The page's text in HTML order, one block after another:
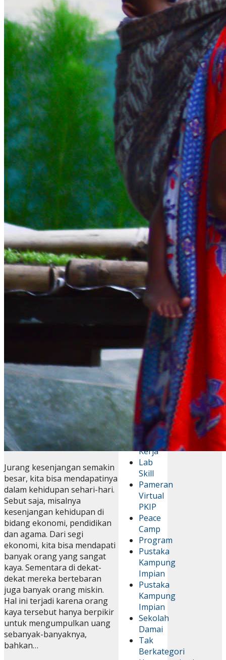
Pulang
dengan
Pelajaran
dari
Aceh
Utara
101
Hari
Sejak
Bencana
Itu
Datang
Seni
Rupa
Dalam
Karya
Anak
Usia
Kategori
3R
Class
3R
Library
3R
Social
Enterprise
Beasiswa
Berita/Artikel
Conflict
&
Disaster
Respond
Covid19
Galeri
Foto
Kegiatan
Kemah
Kerja
Lab
Skill
Pameran
Virtual
PKIP
Peace
Camp
Program
Pustaka
Kampung
Impian
Pustaka
Kampung
Impian
Sekolah
Damai
Tak
Berkategori
Jurang kesenjangan semakin
besar, kita bisa mendapatinya
dalam kehidupan sehari-hari.
Sebut saja, misalnya
kesenjangan kehidupan di
bidang ekonomi, pendidikan
dan agama. Dari segi
ekonomi, kita bisa mendapati
banyak orang yang sangat
kaya. Sementara di dekat-
dekat mereka bertebaran
juga banyak orang miskin.
Hal ini terjadi karena orang
kaya tersebut hanya berpikir
untuk mengumpulkan uang
sebanyak-banyaknya,
bahkan…